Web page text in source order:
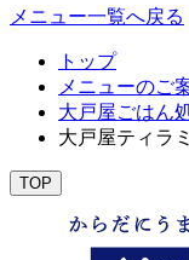
メニュー一覧へ戻る
トップ
メニューのご
大戸屋ごはん
大戸屋ティラ
TOP